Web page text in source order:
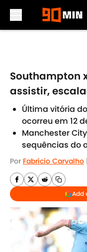
Southampton
assistir,
Última vitória
ocorreu em 12
Manchester
sequências do
Por Fabrício Carvalho |
Add